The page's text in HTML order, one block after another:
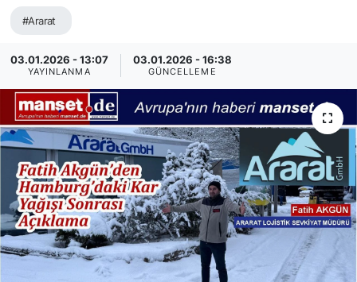
#Ararat
03.01.2026 - 13:07
YAYINLANMA
03.01.2026 - 16:38
GÜNCELLEME